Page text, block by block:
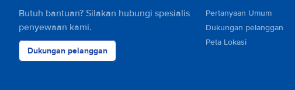
Butuh bantuan? Silakan hubungi spesialis
penyewaan kami.
Dukungan pelanggan
Pertanyaan Umum
Dukungan pelanggan
Peta Lokasi